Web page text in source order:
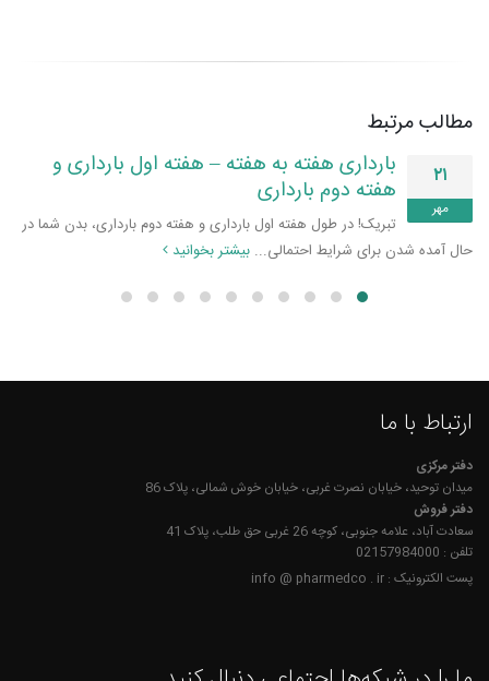
مطالب مرتبط
۲۱
مهر
بارداری هفته به هفته – هفته اول بارداری و
هفته دوم بارداری
تبریک! در طول هفته اول بارداری و هفته دوم بارداری، بدن شما در
حال آمده شدن برای شرایط احتمالی... بیشتر بخوانید
ارتباط با ما
دفتر مرکزی
میدان توحید، خیابان نصرت غربی، خیابان خوش شمالی، پلاک 86
دفتر فروش
سعادت آباد، علامه جنوبی، کوچه 26 غربی حق طلب، پلاک 41
تلفن : 02157984000
پست الکترونیک : info @ pharmedco . ir